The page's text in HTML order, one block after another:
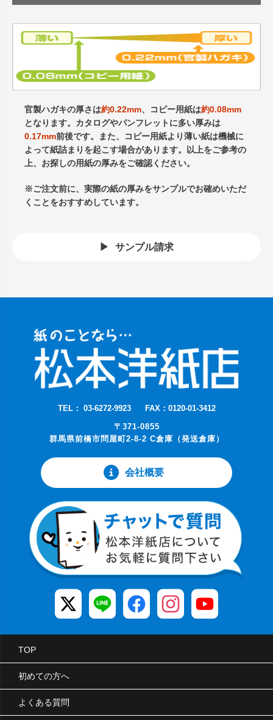
官製ハガキの厚さは約0.22mm、コピー用紙は約0.08mm
となります。カタログやパンフレットに多い厚みは
0.17mm前後です。また、コピー用紙より薄い紙は機械に
よって紙詰まりを起こす場合があります。以上をご参考の
上、お探しの用紙の厚みをご確認ください。
※ご注文前に、実際の紙の厚みをサンプルでお確めいただ
くことをおすすめしています。
サンプル請求
TEL： 03-6272-9923
FAX：0120-01-3412
〒371-0855
群馬県前橋市問屋町2-8-2 C倉庫（発送倉庫）
会社概要
TOP
初めての方へ
よくある質問